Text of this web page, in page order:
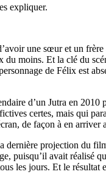
expliquer.
une sœur et un
moins. Et la clé du
de Félix est
d’un Jutra en 2010
certes, mais qui
de façon à en arriver
dernière projection du
puisqu’il avait réalisé
les jours. Et le résultat